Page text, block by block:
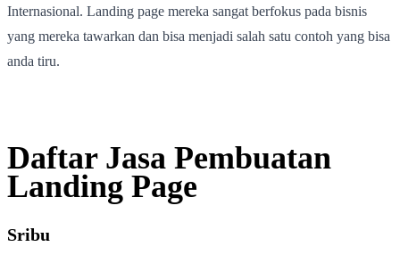
Internasional. Landing page mereka sangat berfokus pada bisnis
yang mereka tawarkan dan bisa menjadi salah satu contoh yang bisa
anda tiru.
Daftar Jasa Pembuatan
Landing Page
Sribu